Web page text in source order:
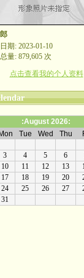
期: 2023-01-10
量: 879,605 次
点击查看我的个人资料